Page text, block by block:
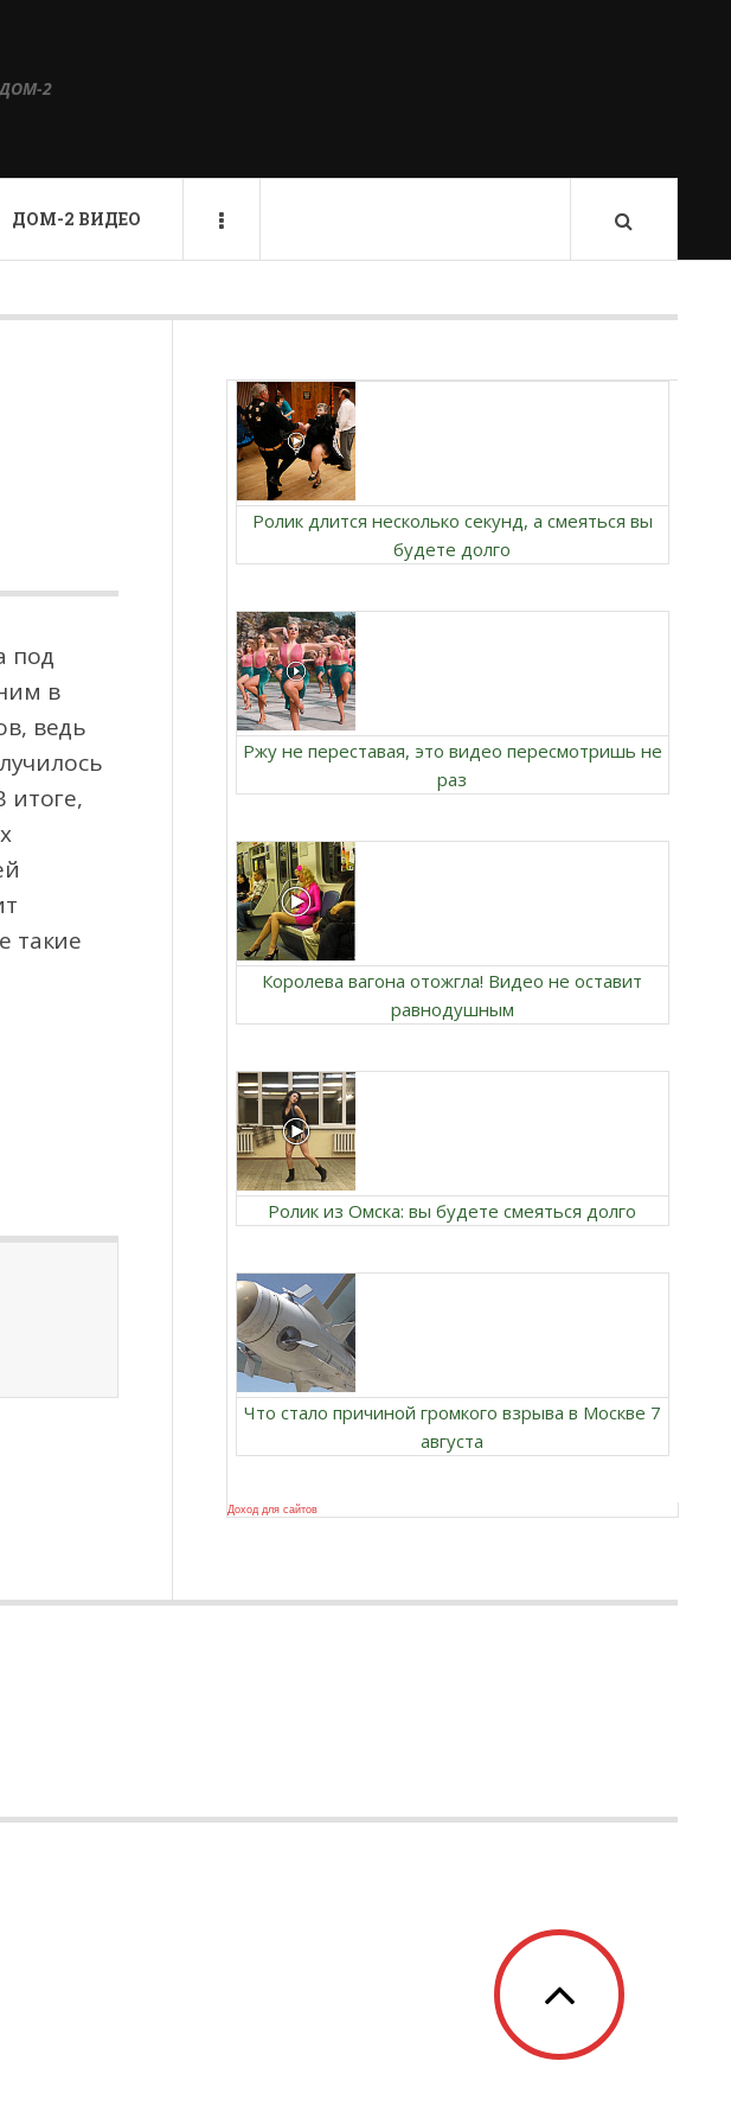
ДОМ-2
ДОМ-2 ВИДЕО
под
в
ведь
итоге,
такие
Ролик длится несколько секунд, а смеяться вы
будете долго
Ржу не переставая, это видео пересмотришь не
раз
Королева вагона отожгла! Видео не оставит
равнодушным
Ролик из Омска: вы будете смеяться долго
Что стало причиной громкого взрыва в Москве 7
августа
Доход для сайтов